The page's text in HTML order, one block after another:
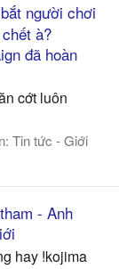
người chơi
à?
đã hoàn
cớt luôn
Tin tức - Giới
- Anh
hay !kojima